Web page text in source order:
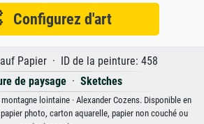
Configurez d'art
Papier · ID de la peinture: 458
de paysage· Sketches
lointaine · Alexander Cozens. Disponible en
photo, carton aquarelle, papier non couché ou